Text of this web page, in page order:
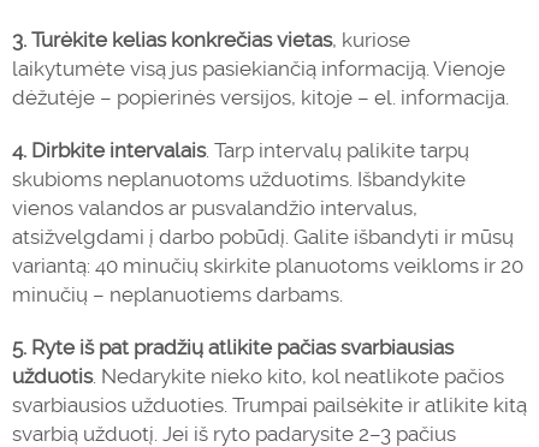
3. Turėkite kelias konkrečias vietas, kuriose
laikytumėte visą jus pasiekiančią informaciją. Vienoje
dėžutėje – popierinės versijos, kitoje – el. informacija.
4. Dirbkite intervalais. Tarp intervalų palikite tarpų
skubioms neplanuotoms užduotims. Išbandykite
vienos valandos ar pusvalandžio intervalus,
atsižvelgdami į darbo pobūdį. Galite išbandyti ir mūsų
variantą: 40 minučių skirkite planuotoms veikloms ir 20
minučių – neplanuotiems darbams.
5. Ryte iš pat pradžių atlikite pačias svarbiausias
užduotis. Nedarykite nieko kito, kol neatlikote pačios
svarbiausios užduoties. Trumpai pailsėkite ir atlikite kitą
svarbią užduotį. Jei iš ryto padarysite 2–3 pačius